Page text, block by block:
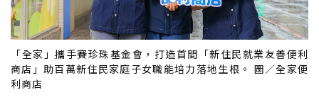
「全家」攜手賽珍珠基金會，打造首間「新住民就業友善便利
商店」助百萬新住民家庭子女職能培力落地生根。 圖／全家便
利商店